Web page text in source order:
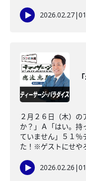
2026.02.27|
２月２６日（木）の
か？」Ａ「はい。持
ていません」５１％
た！※ゲストにせや
2026.02.26 |